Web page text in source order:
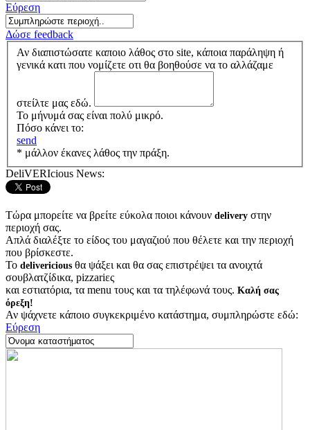
Εύρεση
Δώσε feedback
Αν διαπιστώσατε καποιο λάθος στο site, κάποια παράληψη ή
γενικά κατι που νομίζετε οτι θα βοηθούσε να το αλλάζαμε
στείλτε μας εδώ.
Το μήνυμά σας είναι πολύ μικρό.
Πόσο κάνει το:
send
* μάλλον έκανες λάθος την πράξη.
DeliVERIcious News:
Τώρα μπορείτε να βρείτε εύκολα ποιοι κάνουν delivery στην
περιοχή σας.
Απλά διαλέξτε το είδος του μαγαζιού που θέλετε και την περιοχή
που βρίσκεστε.
Το delivericious θα ψάξει και θα σας επιστρέψει τα ανοιχτά
σουβλατζίδικα, pizzariες
και εστιατόρια, τα menu τους και τα τηλέφωνά τους. Καλή σας
όρεξη!
Αν ψάχνετε κάποιο συγκεκριμένο κατάστημα, συμπληρώστε εδώ:
Εύρεση